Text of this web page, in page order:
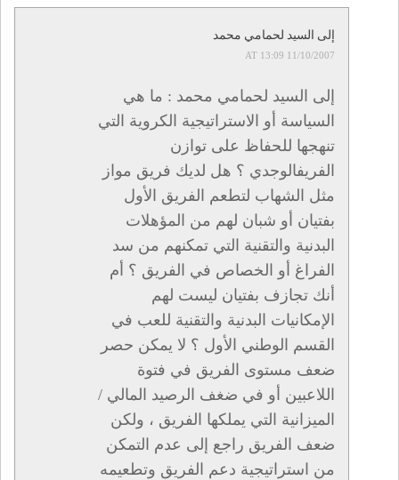
إلى السيد لحمامي محمد
11/10/2007 AT 13:09
إلى السيد لحمامي محمد : ما هي
السياسة أو الاستراتيجية الكروية التي
تنهجها للحفاظ على توازن
الفريفالوجدي ؟ هل لديك فريق مواز
مثل الشهاب لتطعم الفريق الأول
بفتيان أو شبان لهم من المؤهلات
البدنية والتقنية التي تمكنهم من سد
الفراغ أو الخصاص في الفريق ؟ أم
أنك تجازف بفتيان ليست لهم
الإمكانيات البدنية والتقنية للعب في
القسم الوطني الأول ؟ لا يمكن حصر
ضعف مستوى الفريق في فتوة
اللاعبين أو في ضغف الرصيد المالي /
الميزانية التي يملكها الفريق ، ولكن
ضعف الفريق راجع إلى عدم التمكن
من استراتيجية دعم الفريق وتطعيمه